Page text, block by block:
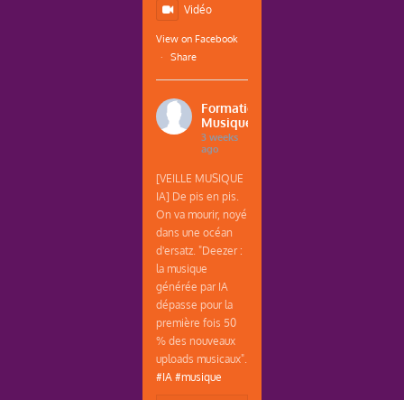
Vidéo
View on Facebook
·
Share
Formations
Musique
3 weeks
ago
[VEILLE MUSIQUE
IA] De pis en pis.
On va mourir, noyé
dans une océan
d'ersatz. "Deezer :
la musique
générée par IA
dépasse pour la
première fois 50
% des nouveaux
uploads musicaux".
#IA #musique